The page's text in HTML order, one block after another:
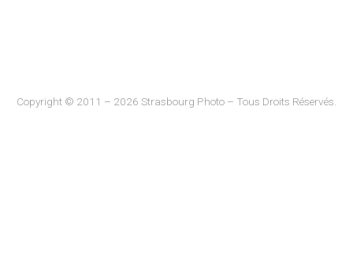
Copyright © 2011 – 2026 Strasbourg Photo – Tous Droits Réservés.